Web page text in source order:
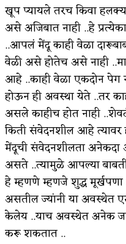
खूप प्यायले तरच किवा
असे अजिबात नाही ..हे
..आपलं मेंदू काही वेळा
वेळी असे होतेच असे नाही
आहे ..काही वेळा एकदोन पेग
होऊन ही अवस्था येते ..तर
असले काहीच होत नाही
किती संवेदनशील आहे
मेंदूची संवेदनशीलता अनेकदा
असते ..त्यामुळे आपल्या
हे म्हणणे म्हणजे शुद्ध
असतील ज्यांनी या अवस्थेत
केलेय ..याच अवस्थेत अनेक
करू शकतात ..